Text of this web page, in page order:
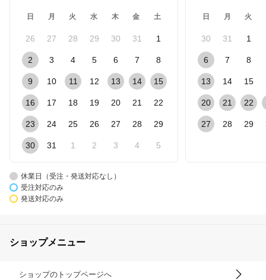
日 月 火 水 木 金 土
26 27 28 29 30 31 1
2 3 4 5 6 7 8
9 10 11 12 13 14 15
16 17 18 19 20 21 22
23 24 25 26 27 28 29
30 31 1 2 3 4 5
日 月 火
30 31 1
6 7 8
13 14 15
20 21 22
27 28 29
休業日（受注・発送対応なし）
受注対応のみ
発送対応のみ
ショップメニュー
ショップのトップページへ